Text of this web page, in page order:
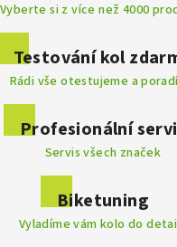
Vyberte si z více než 4000
Testování kol
Rádi vše otestujeme a
Profesionální
Servis všech značek
Biketuning
Vyladíme vám kolo do